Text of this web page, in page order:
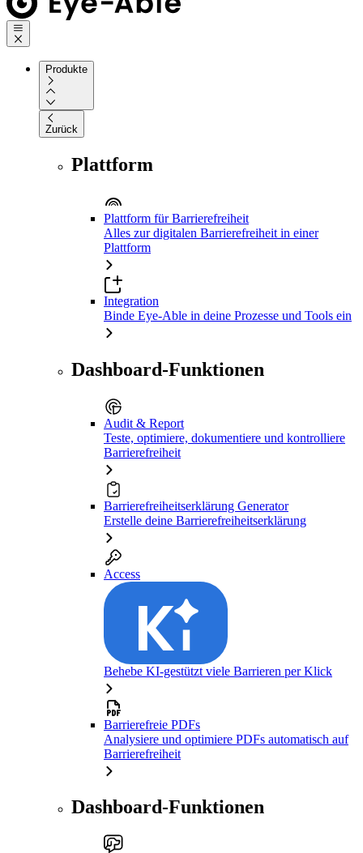
Produkte
Zurück
Plattform
Plattform für Barrierefreiheit
Alles zur digitalen Barrierefreiheit in einer
Plattform
Integration
Binde Eye-Able in deine Prozesse und Tools ein
Dashboard-Funktionen
Audit & Report
Teste, optimiere, dokumentiere und kontrolliere
Barrierefreiheit
Barrierefreiheitserklärung Generator
Erstelle deine Barrierefreiheitserklärung
Access
Behebe KI-gestützt viele Barrieren per Klick
Barrierefreie PDFs
Analysiere und optimiere PDFs automatisch auf
Barrierefreiheit
Dashboard-Funktionen